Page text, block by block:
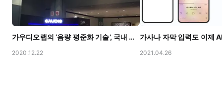
가우디오랩의 ‘음량 평준화 기술’, 국내 표준으로 정식 승인
2020.12.22 2021.04.26